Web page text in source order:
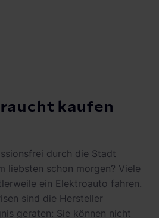
kaufen
durch die Stadt
liebsten schon morgen? Viele
ein Elektroauto fahren.
sind die Hersteller
geraten: Sie können nicht